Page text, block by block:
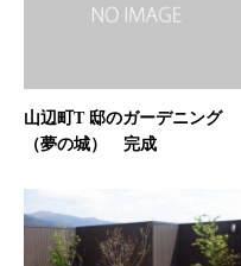
山辺町T 邸のガーデニング
（夢の城） 完成